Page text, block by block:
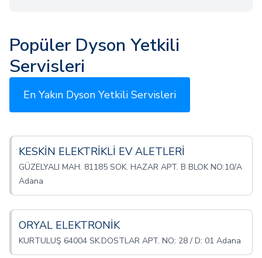
Popüler Dyson Yetkili
Servisleri
En Yakın Dyson Yetkili Servisleri
KESKİN ELEKTRİKLİ EV ALETLERİ
GÜZELYALI MAH. 81185 SOK. HAZAR APT. B BLOK NO:10/A
Adana
ORYAL ELEKTRONİK
KURTULUŞ 64004 SK.DOSTLAR APT. NO: 28 / D: 01 Adana